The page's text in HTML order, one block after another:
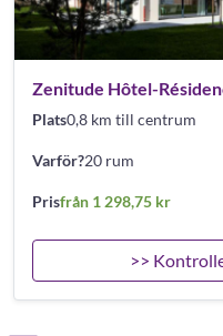
Zenitude Hôtel-
Plats0,8 km till centrum
Varför?20 rum
Prisfrån 1 298,75 kr
>>